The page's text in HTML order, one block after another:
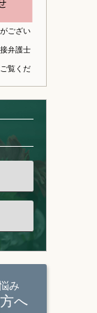
ござい
弁護士
覧くだ
み
へ